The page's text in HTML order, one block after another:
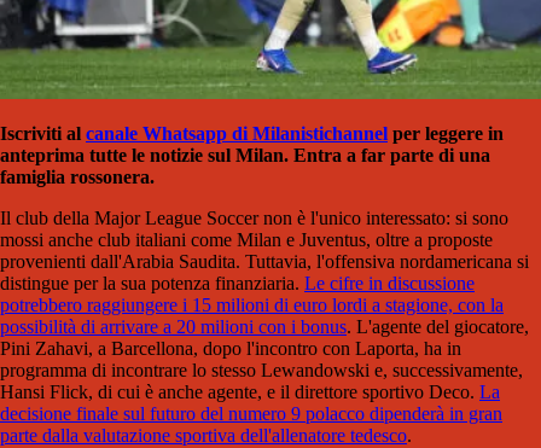
Iscriviti al canale Whatsapp di Milanistichannel per leggere in
anteprima tutte le notizie sul Milan. Entra a far parte di una
famiglia rossonera.
Il club della Major League Soccer non è l'unico interessato: si sono
mossi anche club italiani come Milan e Juventus, oltre a proposte
provenienti dall'Arabia Saudita. Tuttavia, l'offensiva nordamericana si
distingue per la sua potenza finanziaria. Le cifre in discussione
potrebbero raggiungere i 15 milioni di euro lordi a stagione, con la
possibilità di arrivare a 20 milioni con i bonus. L'agente del giocatore,
Pini Zahavi, a Barcellona, dopo l'incontro con Laporta, ha in
programma di incontrare lo stesso Lewandowski e, successivamente,
Hansi Flick, di cui è anche agente, e il direttore sportivo Deco. La
decisione finale sul futuro del numero 9 polacco dipenderà in gran
parte dalla valutazione sportiva dell'allenatore tedesco.